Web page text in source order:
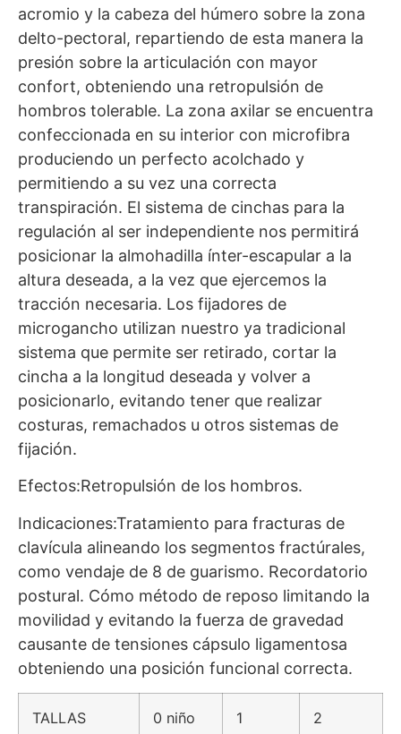
acromio y la cabeza del húmero sobre la zona
delto-pectoral, repartiendo de esta manera la
presión sobre la articulación con mayor
confort, obteniendo una retropulsión de
hombros tolerable. La zona axilar se encuentra
confeccionada en su interior con microfibra
produciendo un perfecto acolchado y
permitiendo a su vez una correcta
transpiración. El sistema de cinchas para la
regulación al ser independiente nos permitirá
posicionar la almohadilla ínter-escapular a la
altura deseada, a la vez que ejercemos la
tracción necesaria. Los fijadores de
microgancho utilizan nuestro ya tradicional
sistema que permite ser retirado, cortar la
cincha a la longitud deseada y volver a
posicionarlo, evitando tener que realizar
costuras, remachados u otros sistemas de
fijación.
Efectos:Retropulsión de los hombros.
Indicaciones:Tratamiento para fracturas de
clavícula alineando los segmentos fractúrales,
como vendaje de 8 de guarismo. Recordatorio
postural. Cómo método de reposo limitando la
movilidad y evitando la fuerza de gravedad
causante de tensiones cápsulo ligamentosa
obteniendo una posición funcional correcta.
TALLAS 0 niño 1 2